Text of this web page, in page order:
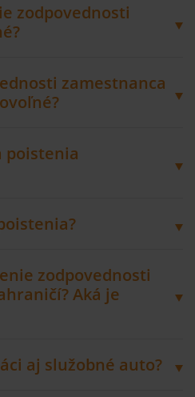
zodpovednosti
zamestnanca
poistenia
zodpovednosti
Aká je
aj služobné auto?